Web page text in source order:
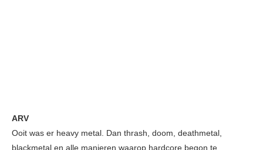
ARV
Ooit was er heavy metal. Dan thrash, doom, deathmetal,
blackmetal en alle manieren waarop hardcore begon te